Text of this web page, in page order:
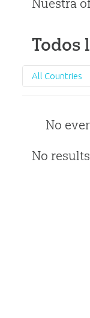
Nuestra
Todos
All Countries
No
No